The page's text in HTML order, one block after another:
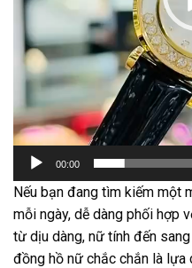
00:00
Nếu bạn đang tìm kiếm một
mỗi ngày, dễ dàng phối hợp
từ dịu dàng, nữ tính đến
đồng hồ nữ chắc chắn là lựa